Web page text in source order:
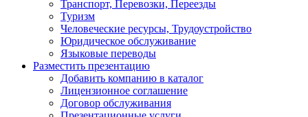
Транспорт, Перевозки, Переезды
Туризм
Человеческие ресурсы, Трудоустройство
Юридическое обслуживание
Языковые переводы
Разместить презентацию
Добавить компанию в каталог
Лицензионное соглашение
Договор обслуживания